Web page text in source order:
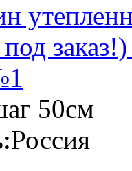
50см
Россия